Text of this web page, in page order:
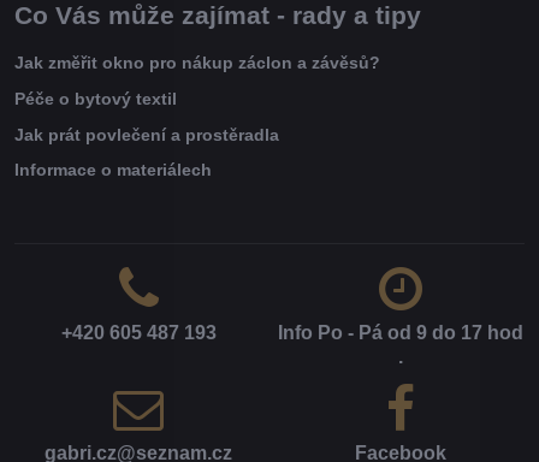
Co Vás může zajímat - rady a tipy
Jak změřit okno pro nákup záclon a závěsů?
Péče o bytový textil
Jak prát povlečení a prostěradla
Informace o materiálech
+420 605 487 193
Info Po - Pá od 9 do 17 hod​
.
gabri​.cz​@seznam​.cz Facebook